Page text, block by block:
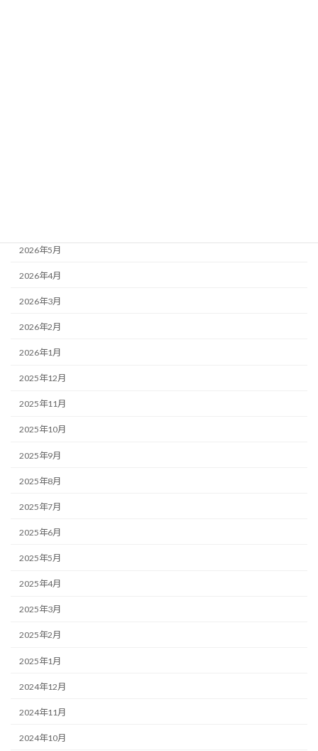
2026年5月
2026年4月
2026年3月
2026年2月
2026年1月
2025年12月
2025年11月
2025年10月
2025年9月
2025年8月
2025年7月
2025年6月
2025年5月
2025年4月
2025年3月
2025年2月
2025年1月
2024年12月
2024年11月
2024年10月